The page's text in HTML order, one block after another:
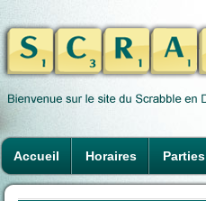
Accueil Horaires Parties